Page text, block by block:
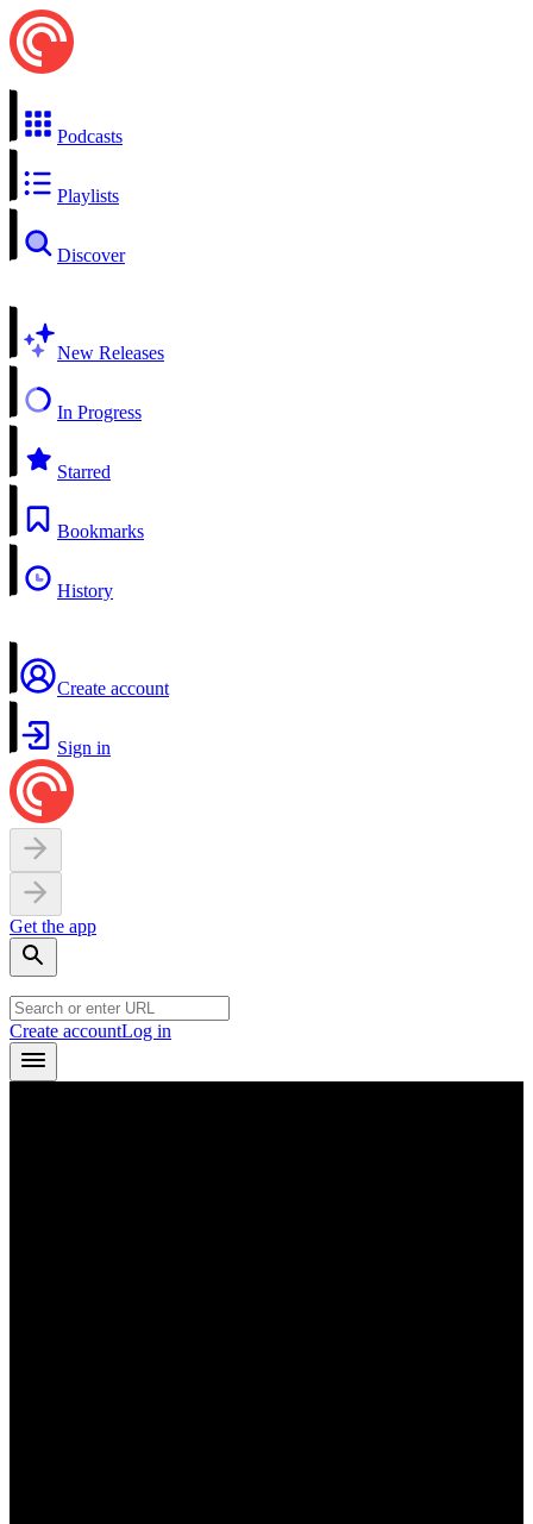
Podcasts
Playlists
Discover
New Releases
In Progress
Starred
Bookmarks
History
Create account
Sign in
Get the app
Create accountLog in